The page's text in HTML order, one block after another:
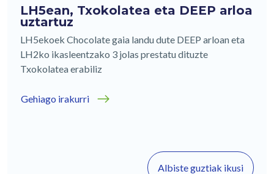
LH5ean, Txokolatea eta DEEP arloa
uztartuz
LH5ekoek Chocolate gaia landu dute DEEP arloan eta
LH2ko ikasleentzako 3 jolas prestatu dituzte
Txokolatea erabiliz
Gehiago irakurri
Albiste guztiak ikusi